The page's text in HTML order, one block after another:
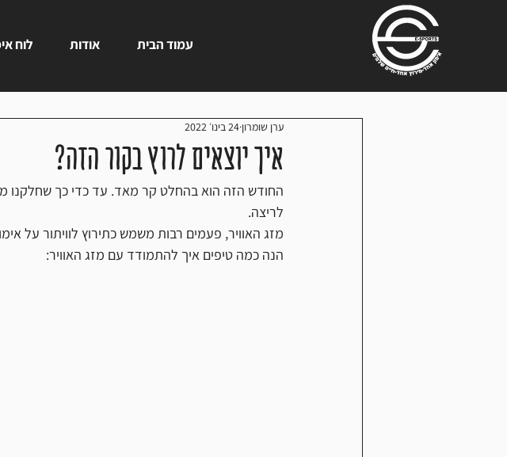
עמוד הבית אודות לוח
איך יוצאים לרוץ בקור הזה?
ערן שומרון 24 בינו׳ 2022
החודש הזה הוא בהחלט קר מאד. עד כדי כך שחלקנו
לריצה.
מזג האוויר, פעמים רבות משמש כתירוץ לוויתור על
הנה כמה טיפים איך להתמודד עם מזג האוויר: